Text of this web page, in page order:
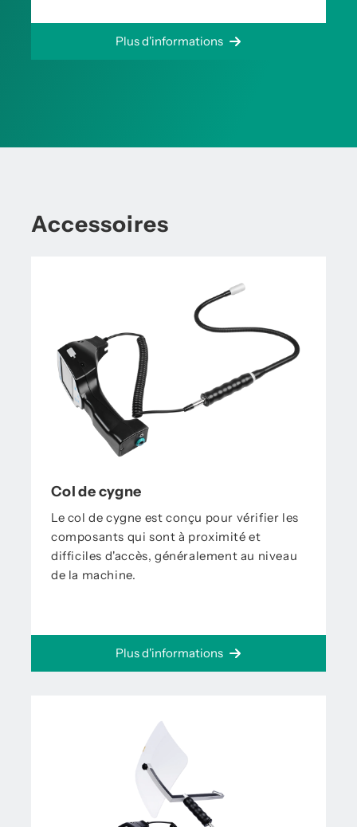
Plus d'informations
Accessoires
Col de cygne
Le col de cygne est conçu pour vérifier les
composants qui sont à proximité et
difficiles d'accès, généralement au niveau
de la machine.
Plus d'informations